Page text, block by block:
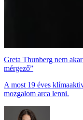
Greta Thunberg nem
mérgező”
A most 19 éves
mozgalom arca lenni.